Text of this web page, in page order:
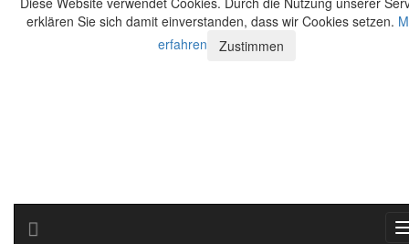
erklären Sie sich damit einverstanden, dass wir Cookies setzen.
erfahren
Zustimmen